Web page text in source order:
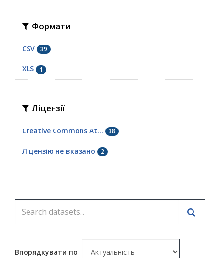
Формати
CSV 39
XLS 1
Ліцензії
Creative Commons At... 38
Ліцензію не вказано 2
Впорядкувати по